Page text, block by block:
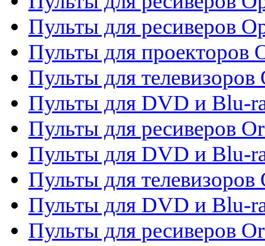
Пульты для ресиверов
Пульты для проекторов
Пульты для телевизоров
Пульты для DVD и Blu-
Пульты для ресиверов
Пульты для DVD и Blu-
Пульты для телевизоров
Пульты для DVD и Blu-
Пульты для ресиверов